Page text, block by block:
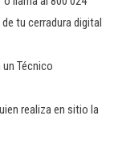
tu cerradura digital
Técnico
realiza en sitio la